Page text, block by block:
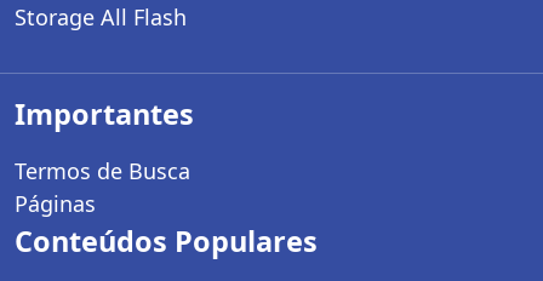
Storage All Flash
Importantes
Termos de Busca
Páginas
Conteúdos Populares